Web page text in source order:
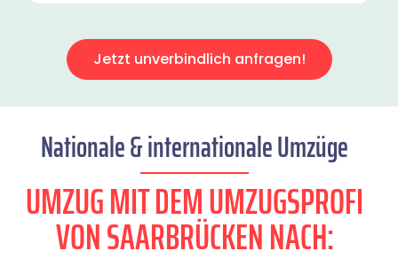
Jetzt unverbindlich anfragen!
Nationale & internationale Umzüge
UMZUG MIT DEM UMZUGSPROFI
VON SAARBRÜCKEN NACH: